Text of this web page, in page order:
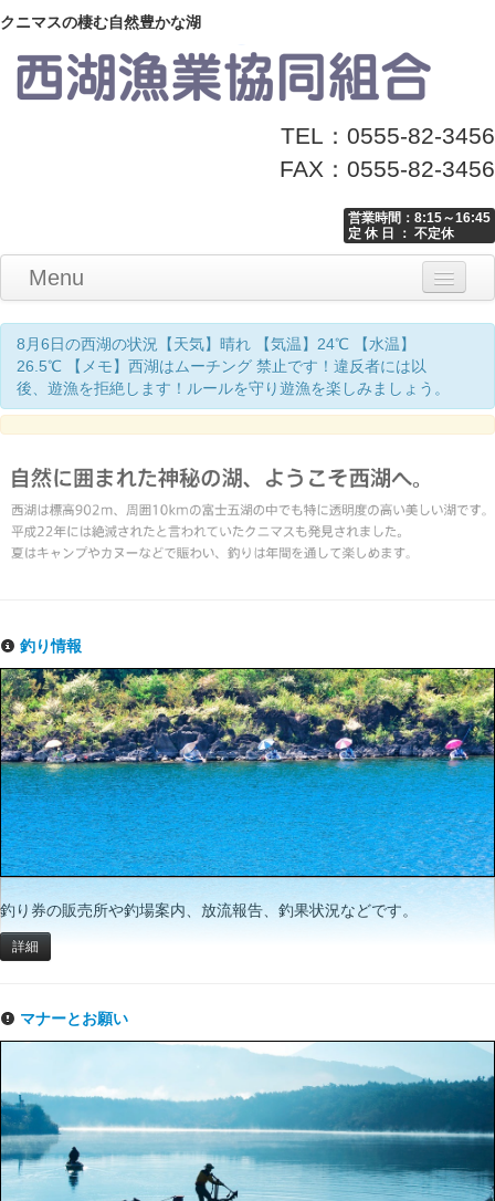
クニマスの棲む自然豊かな湖
TEL：0555-82-3456
FAX：0555-82-3456
営業時間：8:15～16:45
定 休 日 ： 不定休
Menu
Home
釣り情報
マナーとお願い
クニマス展示館
漁協からのお知らせ
お問い合わせ
8月6日の西湖の状況【天気】晴れ 【気温】24℃ 【水温】
26.5℃ 【メモ】西湖はムーチング 禁止です！違反者には以
後、遊漁を拒絶します！ルールを守り遊漁を楽しみましょう。
釣り情報
釣り券の販売所や釣場案内、放流報告、釣果状況などです。
詳細
マナーとお願い